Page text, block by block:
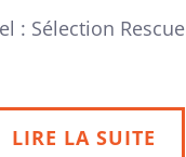
: Sélection Rescue
LIRE LA SUITE